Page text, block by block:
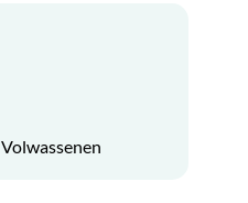
Volwassenen